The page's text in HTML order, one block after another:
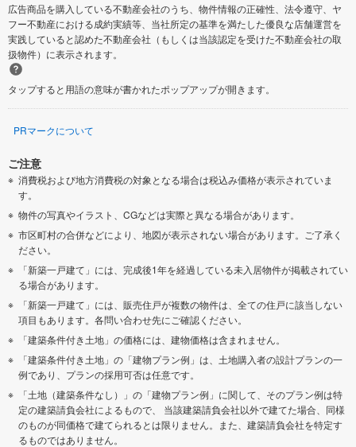
広告商品を購入している不動産会社のうち、物件情報の正確性、法令遵守、ヤ
フー不動産における成約実績等、当社所定の基準を満たした優良な店舗運営を
実践していると認めた不動産会社（もしくは当該認定を受けた不動産会社の取
扱物件）に表示されます。
タップすると用語の意味が書かれたポップアップが開きます。
PRマークについて
ご注意
消費税および地方消費税の対象となる場合は税込み価格が表示されていま
す。
物件の写真やイラスト、CGなどは実際と異なる場合があります。
市区町村の合併などにより、地図が表示されない場合があります。ご了承く
ださい。
「新築一戸建て」には、完成後1年を経過している未入居物件が掲載されてい
る場合があります。
「新築一戸建て」には、販売住戸が複数の物件は、全ての住戸に該当しない
項目もあります。各問い合わせ先にご確認ください。
「建築条件付き土地」の価格には、建物価格は含まれません。
「建築条件付き土地」の「建物プラン例」は、土地購入者の設計プランの一
例であり、プランの採用可否は任意です。
「土地（建築条件なし）」の「建物プラン例」に関して、そのプラン例は特
定の建築請負会社によるもので、 当該建築請負会社以外で建てた場合、同様
のものが同価格で建てられるとは限りません。また、建築請負会社を特定す
るものではありません。